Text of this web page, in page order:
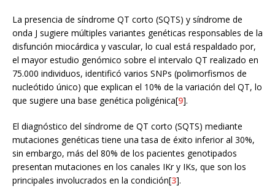
La presencia de síndrome QT corto (SQTS) y síndrome de
onda J sugiere múltiples variantes genéticas responsables de la
disfunción miocárdica y vascular, lo cual está respaldado por,
el mayor estudio genómico sobre el intervalo QT realizado en
75.000 individuos, identificó varios SNPs (polimorfismos de
nucleótido único) que explican el 10% de la variación del QT, lo
que sugiere una base genética poligénica[9].
El diagnóstico del síndrome de QT corto (SQTS) mediante
mutaciones genéticas tiene una tasa de éxito inferior al 30%,
sin embargo, más del 80% de los pacientes genotipados
presentan mutaciones en los canales IKr y IKs, que son los
principales involucrados en la condición[3].